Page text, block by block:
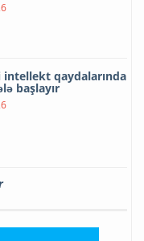
qaydalarında
başlayır